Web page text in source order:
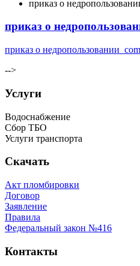
приказ о
приказ о
приказ о
-->
Услуги
Водоснабжение
Сбор ТБО
Услуги транспорта
Скачать
Акт пломбировки
Договор
Заявление
Правила
Федеральный закон №416
Контакты